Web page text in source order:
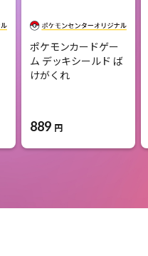
ポケモンカードゲー
ム デッキシールド ば
けがくれ
889 円